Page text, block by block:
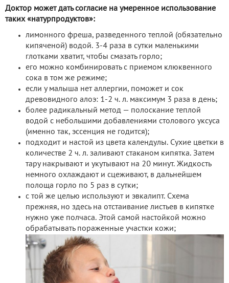
Доктор может дать согласие на умеренное использование
таких «натурпродуктов»:
лимонного фреша, разведенного теплой (обязательно
кипяченой) водой. 3-4 раза в сутки маленькими
глотками хватит, чтобы смазать горло;
его можно комбинировать с приемом клюквенного
сока в том же режиме;
если у малыша нет аллергии, поможет и сок
древовидного алоэ: 1-2 ч. л. максимум 3 раза в день;
более радикальный метод — полоскание теплой
водой с небольшими добавлениями столового уксуса
(именно так, эссенция не годится);
подходит и настой из цвета календулы. Сухие цветки в
количестве 2 ч. л. заливают стаканом кипятка. Затем
тару накрывают и укутывают на 20 минут. Жидкость
немного охлаждают и сцеживают, в дальнейшем
полоща горло по 5 раз в сутки;
с той же целью используют и эвкалипт. Схема
прежняя, но здесь на отстаивание листьев в кипятке
нужно уже полчаса. Этой самой настойкой можно
обрабатывать пораженные участки кожи;